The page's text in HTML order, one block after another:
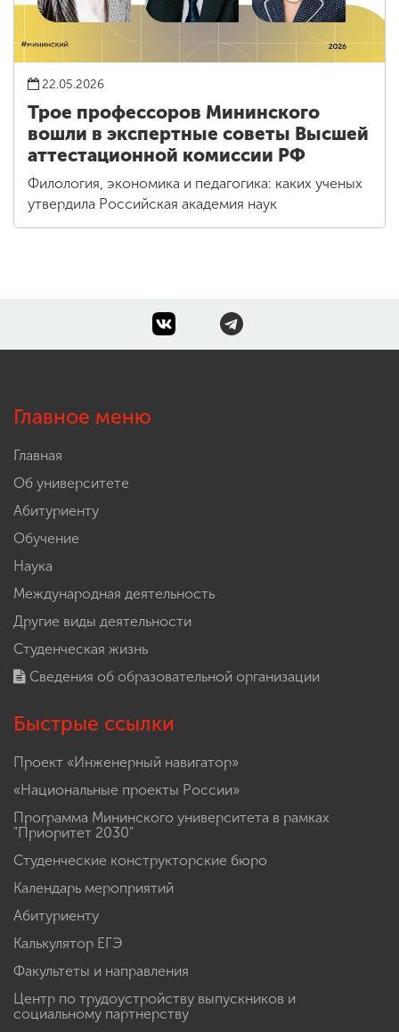
22.05.2026
Трое профессоров Мининского
вошли в экспертные советы Высшей
аттестационной комиссии РФ
Филология, экономика и педагогика: каких ученых
утвердила Российская академия наук
Главное меню
Главная
Об университете
Абитуриенту
Обучение
Наука
Международная деятельность
Другие виды деятельности
Студенческая жизнь
Сведения об образовательной организации
Быстрые ссылки
Проект «Инженерный навигатор»
«Национальные проекты России»
Программа Мининского университета в рамках
"Приоритет 2030"
Студенческие конструкторские бюро
Календарь мероприятий
Абитуриенту
Калькулятор ЕГЭ
Факультеты и направления
Центр по трудоустройству выпускников и
социальному партнерству